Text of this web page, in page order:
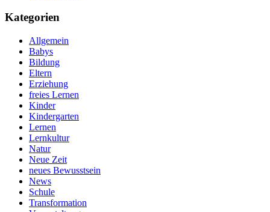
Kategorien
Allgemein
Babys
Bildung
Eltern
Erziehung
freies Lernen
Kinder
Kindergarten
Lernen
Lernkultur
Natur
Neue Zeit
neues Bewusstsein
News
Schule
Transformation